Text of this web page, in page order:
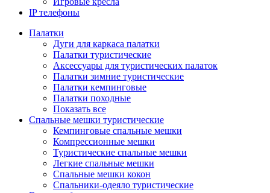
IP телефоны
Палатки
Дуги для каркаса палатки
Палатки туристические
Аксессуары для туристических палаток
Палатки зимние туристические
Палатки кемпинговые
Палатки походные
Показать все
Спальные мешки туристические
Кемпинговые спальные мешки
Компрессионные мешки
Туристические спальные мешки
Легкие спальные мешки
Спальные мешки кокон
Спальники-одеяло туристические